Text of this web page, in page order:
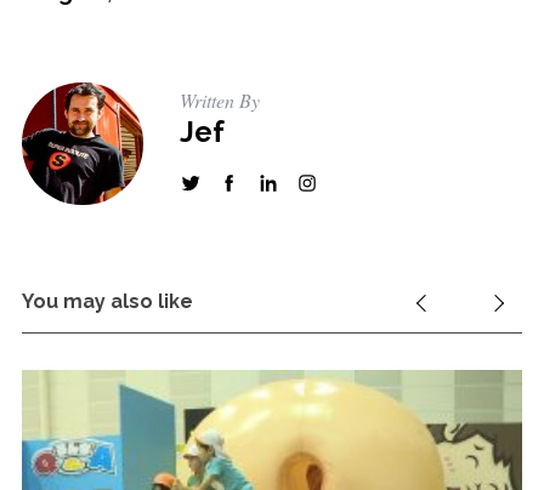
Written By
Jef
You may also like
c
h
f
o